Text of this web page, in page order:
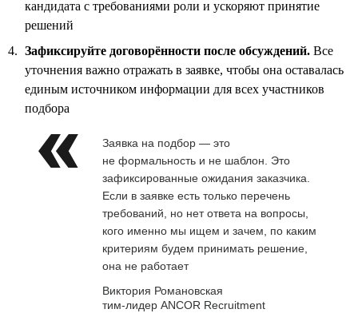
кандидата с требованиями роли и ускоряют принятие
решений
Зафиксируйте договорённости после обсуждений. Все
уточнения важно отражать в заявке, чтобы она оставалась
единым источником информации для всех участников
подбора
Заявка на подбор — это
не формальность и не шаблон. Это
зафиксированные ожидания заказчика.
Если в заявке есть только перечень
требований, но нет ответа на вопросы,
кого именно мы ищем и зачем, по каким
критериям будем принимать решение,
она не работает
Виктория Романовская
тим-лидер ANCOR Recruitment